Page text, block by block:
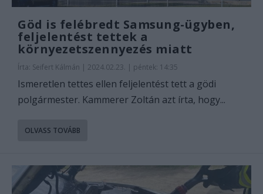
Göd is felébredt Samsung-ügyben,
feljelentést tettek a
környezetszennyezés miatt
Írta: Seifert Kálmán | 2024.02.23. | péntek: 14:35
Ismeretlen tettes ellen feljelentést tett a gödi
polgármester. Kammerer Zoltán azt írta, hogy...
OLVASS TOVÁBB